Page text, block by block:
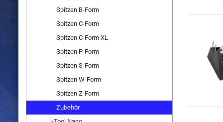
Spitzen B-Form
Spitzen C-Form
Spitzen C-Form XL
Spitzen P-Form
Spitzen S-Form
Spitzen W-Form
Spitzen Z-Form
Zubehör